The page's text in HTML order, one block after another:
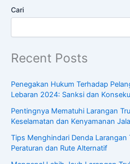
Cari
Recent Posts
Penegakan Hukum Terhadap
Lebaran 2024: Sanksi dan
Pentingnya Mematuhi Larangan
Keselamatan dan Kenyamanan
Tips Menghindari Denda Larangan
Peraturan dan Rute Alternatif